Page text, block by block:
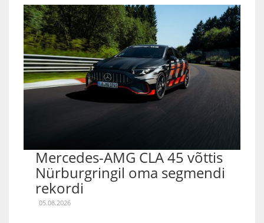
Mercedes-AMG CLA 45 võttis
Nürburgringil oma segmendi
rekordi
05.08.2026